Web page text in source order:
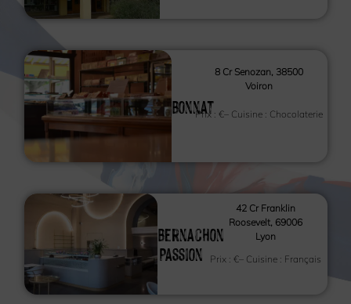
Bonnat
8 Cr Senozan, 38500
Voiron
Prix :€– Cuisine : Chocolaterie
Bernachon
Passion
42 Cr Franklin
Roosevelt, 69006
Lyon
Prix :€– Cuisine : Français